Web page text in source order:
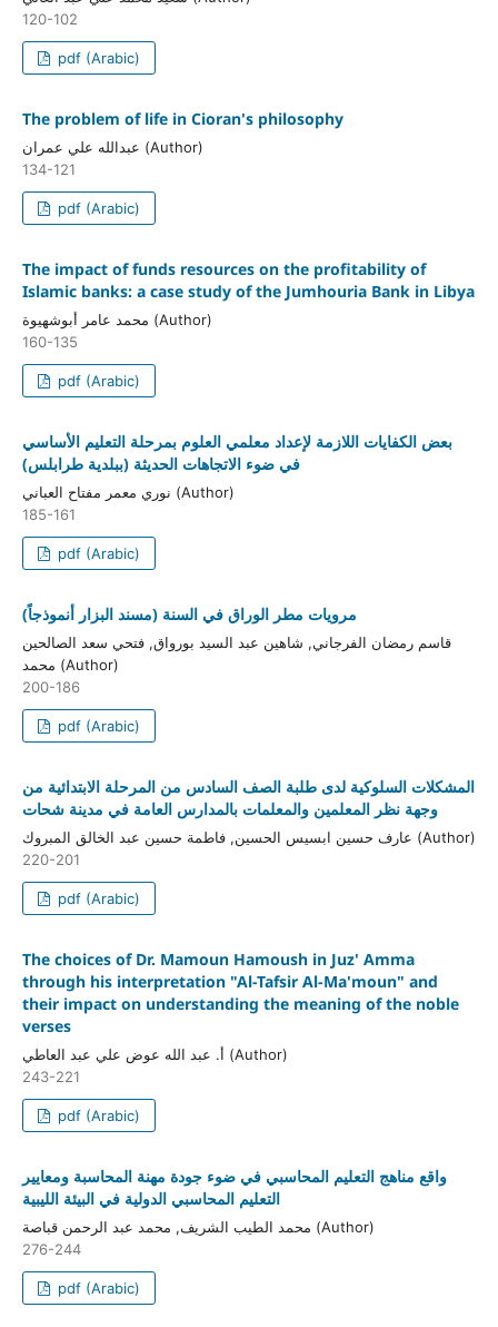
120-102
pdf (Arabic)
The problem of life in Cioran's philosophy
عبدالله علي عمران (Author)
134-121
pdf (Arabic)
The impact of funds resources on the profitability of
Islamic banks: a case study of the Jumhouria Bank in Libya
محمد عامر أبوشهيوة (Author)
160-135
pdf (Arabic)
بعض الكفايات اللازمة لإعداد معلمي العلوم بمرحلة التعليم الأساسي
في ضوء الاتجاهات الحديثة (ببلدية طرابلس)
نوري معمر مفتاح العباني (Author)
185-161
pdf (Arabic)
مرويات مطر الوراق في السنة (مسند البزار أنموذجاً)
قاسم رمضان الفرجاني, شاهين عبد السيد بورواق, فتحي سعد الصالحين
محمد (Author)
200-186
pdf (Arabic)
المشكلات السلوكية لدى طلبة الصف السادس من المرحلة الابتدائية من
وجهة نظر المعلمين والمعلمات بالمدارس العامة في مدينة شحات
عارف حسين ابسيس الحسين, فاطمة حسين عبد الخالق المبروك (Author)
220-201
pdf (Arabic)
The choices of Dr. Mamoun Hamoush in Juz' Amma
through his interpretation "Al-Tafsir Al-Ma'moun" and
their impact on understanding the meaning of the noble
verses
أ‌. عبد الله عوض علي عبد العاطي (Author)
243-221
pdf (Arabic)
واقع مناهج التعليم المحاسبي في ضوء جودة مهنة المحاسبة ومعايير
التعليم المحاسبي الدولية في البيئة الليبية
محمد الطيب الشريف, محمد عبد الرحمن قباصة (Author)
276-244
pdf (Arabic)